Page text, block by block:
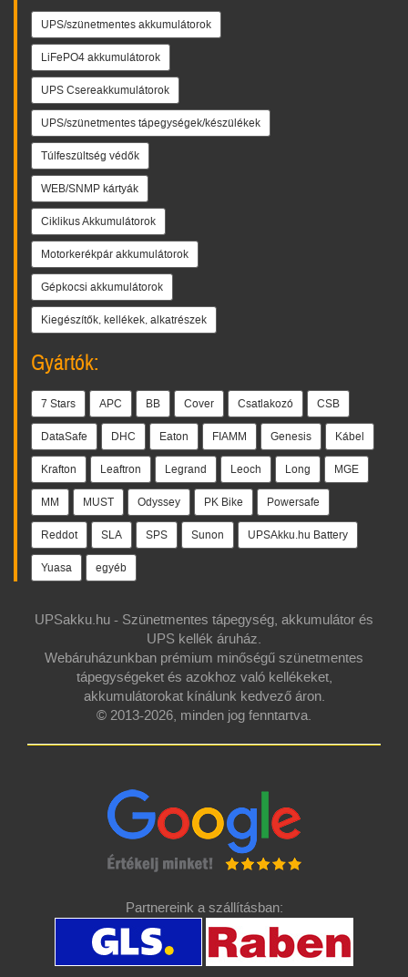
UPS/szünetmentes akkumulátorok
LiFePO4 akkumulátorok
UPS Csereakkumulátorok
UPS/szünetmentes tápegységek/készülékek
Túlfeszültség védők
WEB/SNMP kártyák
Ciklikus Akkumulátorok
Motorkerékpár akkumulátorok
Gépkocsi akkumulátorok
Kiegészítők, kellékek, alkatrészek
Gyártók:
7 Stars APC BB Cover Csatlakozó CSB
DataSafe DHC Eaton FIAMM Genesis Kábel
Krafton Leaftron Legrand Leoch Long MGE
MM MUST Odyssey PK Bike Powersafe
Reddot SLA SPS Sunon UPSAkku.hu Battery
Yuasa egyéb
UPSakku.hu - Szünetmentes tápegység, akkumulátor és
UPS kellék áruház.
Webáruházunkban prémium minőségű szünetmentes
tápegységeket és azokhoz való kellékeket,
akkumulátorokat kínálunk kedvező áron.
© 2013-2026, minden jog fenntartva.
Partnereink a szállításban: